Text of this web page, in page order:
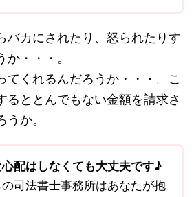
バカにされたり、怒られたりす
・・・。
てくれるんだろうか・・・。こ
るととんでもない金額を請求さ
か。
配はしなくても大丈夫です♪
の司法書士事務所はあなたが抱